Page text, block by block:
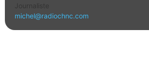
Journaliste
michel@radiochnc.com